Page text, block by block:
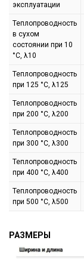
эксплуатации
Теплопроводность
в сухом
состоянии при 10
°C, λ10
Теплопроводность
при 125 °C, λ125
Теплопроводность
при 200 °C, λ200
Теплопроводность
при 300 °C, λ300
Теплопроводность
при 400 °C, λ400
Теплопроводность
при 500 °C, λ500
РАЗМЕРЫ